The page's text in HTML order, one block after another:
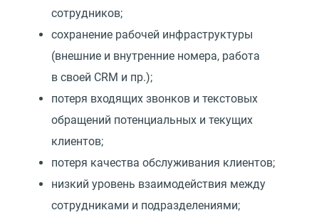
сотрудников;
сохранение рабочей инфраструктуры
(внешние и внутренние номера, работа
в своей CRM и пр.);
потеря входящих звонков и текстовых
обращений потенциальных и текущих
клиентов;
потеря качества обслуживания клиентов;
низкий уровень взаимодействия между
сотрудниками и подразделениями;